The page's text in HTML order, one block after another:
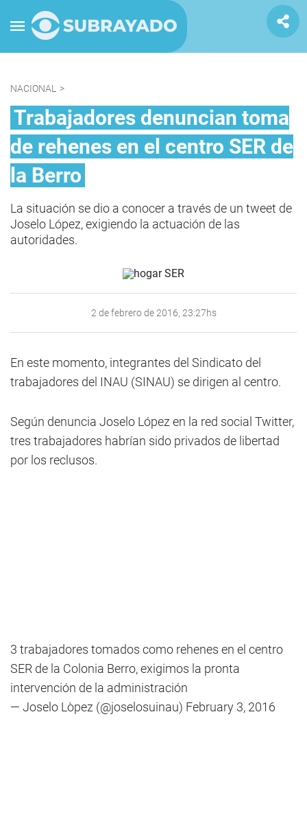
NACIONAL >
Trabajadores denuncian toma
de rehenes en el centro SER de
la Berro
La situación se dio a conocer a través de un tweet de
Joselo López, exigiendo la actuación de las
autoridades.
2 de febrero de 2016, 23:27hs
En este momento, integrantes del Sindicato del
trabajadores del INAU (SINAU) se dirigen al centro.
Según denuncia Joselo López en la red social Twitter,
tres trabajadores habrían sido privados de libertad
por los reclusos.
3 trabajadores tomados como rehenes en el centro
SER de la Colonia Berro, exigimos la pronta
intervención de la administración
— Joselo Lòpez (@joselosuinau) February 3, 2016